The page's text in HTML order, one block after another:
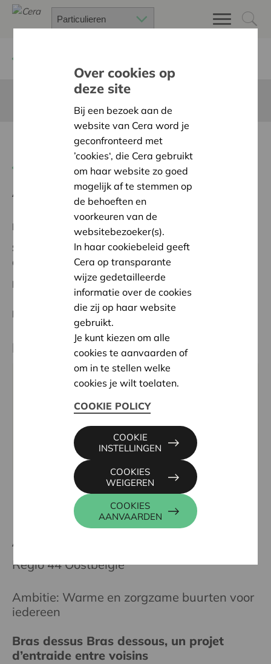
Kongress The Human Touch
Terug naar overzicht
Ambitie: Warme en zorgzame buurten voor iedereen
Regionaal Project
Status:
In onderzoek
Ostbelgien
Datum:
04/06/2026
Beslissing: In aanvraag
Partner
Telefonhilfe Anonyme Lebenshilfe in der
Deutschsprachigen Gemeinschaft V.o.G., Postfach
10034 10034, 4780 SANKT VITH
leitung@telefonhilfe.be
https://telefonhilfe.be/
Andere projecten
Regio 44 Oostbelgië
Ambitie: Warme en zorgzame buurten voor
iedereen
Bras dessus Bras dessous, un projet
d’entraide entre voisins
Over cookies op
deze site
Bij een bezoek aan de
website van Cera word je
geconfronteerd met
’cookies‘, die Cera gebruikt
om haar website zo goed
mogelijk af te stemmen op
de behoeften en
voorkeuren van de
websitebezoeker(s).
In haar cookiebeleid geeft
Cera op transparante
wijze gedetailleerde
informatie over de cookies
die zij op haar website
gebruikt.
Je kunt kiezen om alle
cookies te aanvaarden of
om in te stellen welke
cookies je wilt toelaten.
COOKIE POLICY
COOKIES
AANVAARDEN
COOKIES
WEIGEREN
COOKIE
INSTELLINGEN